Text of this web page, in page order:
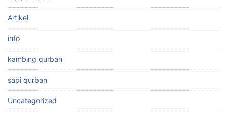
Artikel
info
kambing qurban
sapi qurban
Uncategorized